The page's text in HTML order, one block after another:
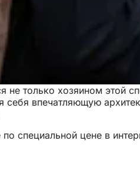
не только хозяином этой
впечатляющую
специальной цене в